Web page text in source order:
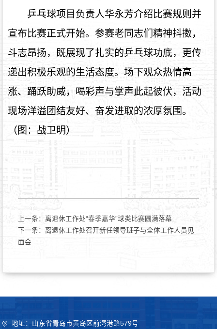
乒乓球项目负责人华永芳介绍比赛规则并
宣布比赛正式开始。参赛老同志们精神抖擞，
斗志昂扬，既展现了扎实的乒乓球功底，更传
递出积极乐观的生活态度。场下观众热情高
涨、踊跃助威，喝彩声与掌声此起彼伏，活动
现场洋溢团结友好、奋发进取的浓厚氛围。
（图：战卫明）
上一条： 离退休工作处“春季嘉华”球类比赛圆满落幕
下一条： 离退休工作处召开新任领导班子与全体工作人员见
面会
地址：山东省青岛市黄岛区前湾港路579号